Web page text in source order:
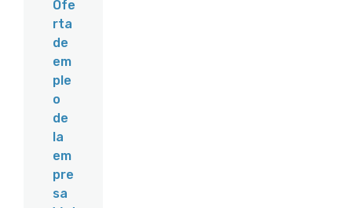
Ofe
rta
de
em
ple
o
de
la
em
pre
sa